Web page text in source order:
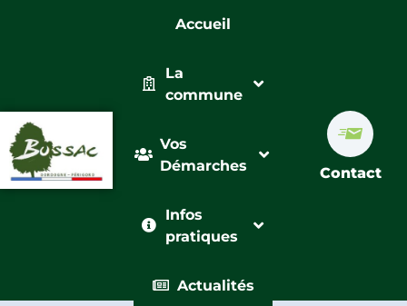
Accueil
La
commune
Vos
Démarches
Infos
pratiques
Actualités
Contact